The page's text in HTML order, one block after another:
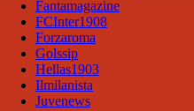
Fantamagazine
FCInter1908
Forzaroma
Golssip
Hellas1903
Ilmilanista
Juvenews